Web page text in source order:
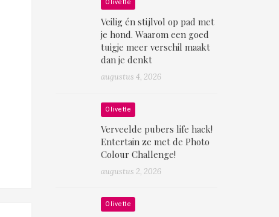
Olivette
Veilig én stijlvol op pad met
je hond. Waarom een goed
tuigje meer verschil maakt
dan je denkt
augustus 4, 2026
Olivette
Verveelde pubers life hack!
Entertain ze met de Photo
Colour Challenge!
augustus 2, 2026
Olivette